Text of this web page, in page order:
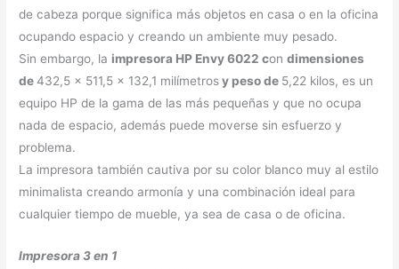
de cabeza porque significa más objetos en casa o en la oficina
ocupando espacio y creando un ambiente muy pesado.
Sin embargo, la impresora HP Envy 6022 condimensiones
de432,5 x 511,5 x 132,1 milímetrosy peso de 5,22 kilos, es un
equipo HP de la gama de las más pequeñas y que no ocupa
nada de espacio, además puede moverse sin esfuerzo y
problema.
La impresora también cautiva por su color blanco muy al estilo
minimalista creando armonía y una combinación ideal para
cualquier tiempo de mueble, ya sea de casa o de oficina.
Impresora 3 en 1